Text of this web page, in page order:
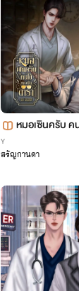
หมอเซินครับ ค
en Us)
Y
สรัญกานดา